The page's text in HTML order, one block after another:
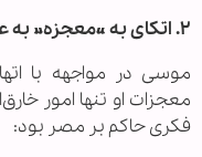
۲. اتکای به «معجزه» به عنوان برهان عقلانی و تجربی
موسی در مواجهه با
معجزات او تنها امور
فکری حاکم بر مصر بود: